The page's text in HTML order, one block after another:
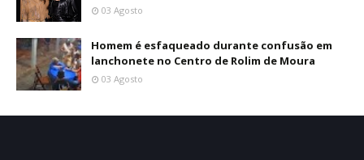
03 Agosto
Homem é esfaqueado durante confusão em
lanchonete no Centro de Rolim de Moura
03 Agosto